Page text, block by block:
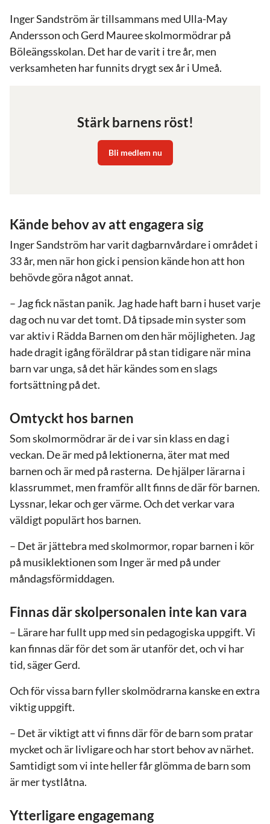
Inger Sandström är tillsammans med Ulla-May
Andersson och Gerd Mauree skolmormödrar på
Böleängsskolan. Det har de varit i tre år, men
verksamheten har funnits drygt sex år i Umeå.
Stärk barnens röst!
Bli medlem nu
Kände behov av att engagera sig
Inger Sandström har varit dagbarnvårdare i området i
33 år, men när hon gick i pension kände hon att hon
behövde göra något annat.
– Jag fick nästan panik. Jag hade haft barn i huset varje
dag och nu var det tomt. Då tipsade min syster som
var aktiv i Rädda Barnen om den här möjligheten. Jag
hade dragit igång föräldrar på stan tidigare när mina
barn var unga, så det här kändes som en slags
fortsättning på det.
Omtyckt hos barnen
Som skolmormödrar är de i var sin klass en dag i
veckan. De är med på lektionerna, äter mat med
barnen och är med på rasterna. De hjälper lärarna i
klassrummet, men framför allt finns de där för barnen.
Lyssnar, lekar och ger värme. Och det verkar vara
väldigt populärt hos barnen.
– Det är jättebra med skolmormor, ropar barnen i kör
på musiklektionen som Inger är med på under
måndagsförmiddagen.
Finnas där skolpersonalen inte kan vara
– Lärare har fullt upp med sin pedagogiska uppgift. Vi
kan finnas där för det som är utanför det, och vi har
tid, säger Gerd.
Och för vissa barn fyller skolmödrarna kanske en extra
viktig uppgift.
– Det är viktigt att vi finns där för de barn som pratar
mycket och är livligare och har stort behov av närhet.
Samtidigt som vi inte heller får glömma de barn som
är mer tystlåtna.
Ytterligare engagemang